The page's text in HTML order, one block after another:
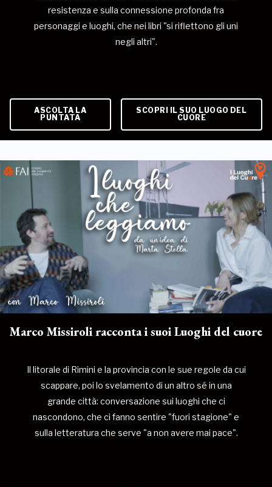
resistenza e sulla connessione profonda fra
personaggi e luoghi, che nei libri "si riflettono gli uni
negli altri".
ASCOLTA LA
PUNTATA
SCOPRI IL SUO LUOGO DEL
CUORE
Marco Missiroli racconta i suoi Luoghi del cuore
Il litorale di Rimini e la provincia con le sue regole da cui
scappare, poi lo svelamento di un altro sé in una
grande città: conversazione sui luoghi che ci
nascondono, che ci fanno sentire "fuori stagione" e
sulla letteratura che serve "a non avere mai pace".